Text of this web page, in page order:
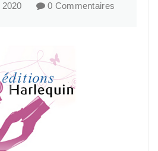
2020 0 Commentaires